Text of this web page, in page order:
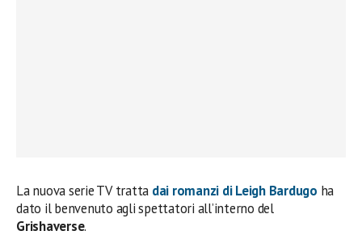
La nuova serie TV tratta dai romanzi diLeigh Bardugo ha
dato il benvenuto agli spettatori all’interno del
Grishaverse.